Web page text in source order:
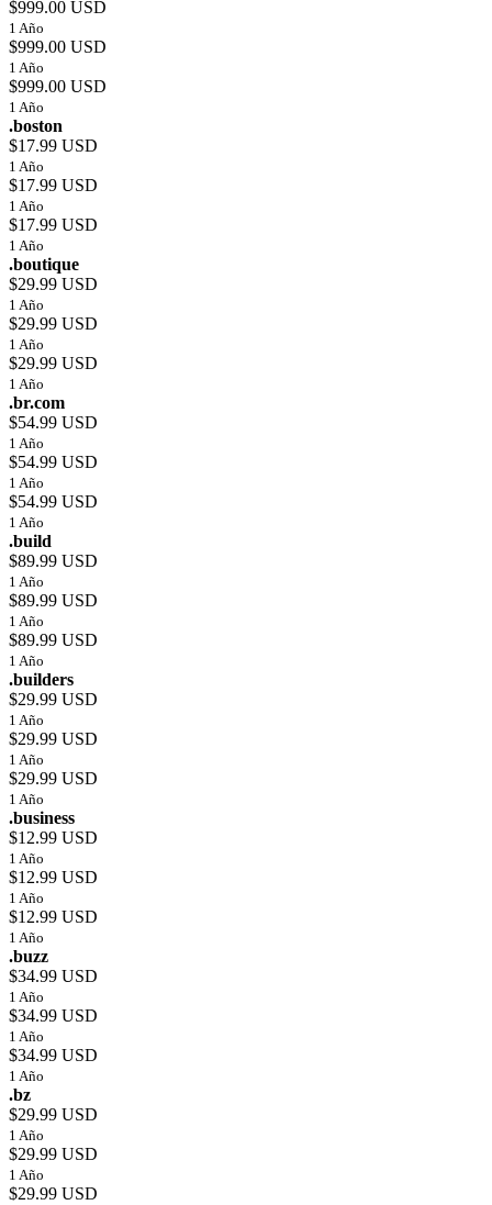
$999.00 USD
1 Año
$999.00 USD
1 Año
$999.00 USD
1 Año
.boston
$17.99 USD
1 Año
$17.99 USD
1 Año
$17.99 USD
1 Año
.boutique
$29.99 USD
1 Año
$29.99 USD
1 Año
$29.99 USD
1 Año
.br.com
$54.99 USD
1 Año
$54.99 USD
1 Año
$54.99 USD
1 Año
.build
$89.99 USD
1 Año
$89.99 USD
1 Año
$89.99 USD
1 Año
.builders
$29.99 USD
1 Año
$29.99 USD
1 Año
$29.99 USD
1 Año
.business
$12.99 USD
1 Año
$12.99 USD
1 Año
$12.99 USD
1 Año
.buzz
$34.99 USD
1 Año
$34.99 USD
1 Año
$34.99 USD
1 Año
.bz
$29.99 USD
1 Año
$29.99 USD
1 Año
$29.99 USD